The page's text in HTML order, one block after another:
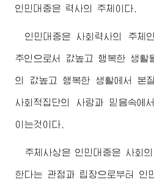
인민대중은 력사의 주체이다.
인민대중은 사회력사의 주체
주인으로서 값높고 행복한 생활
의 값높고 행복한 생활에서 본
사회적집단의 사랑과 믿음속에
이는것이다.
주체사상은 인민대중은 사회
한다는 관점과 립장으로부터 인